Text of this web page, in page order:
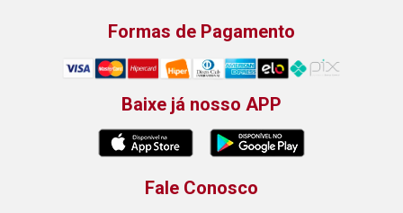
Formas de Pagamento
Baixe já nosso APP
Fale Conosco